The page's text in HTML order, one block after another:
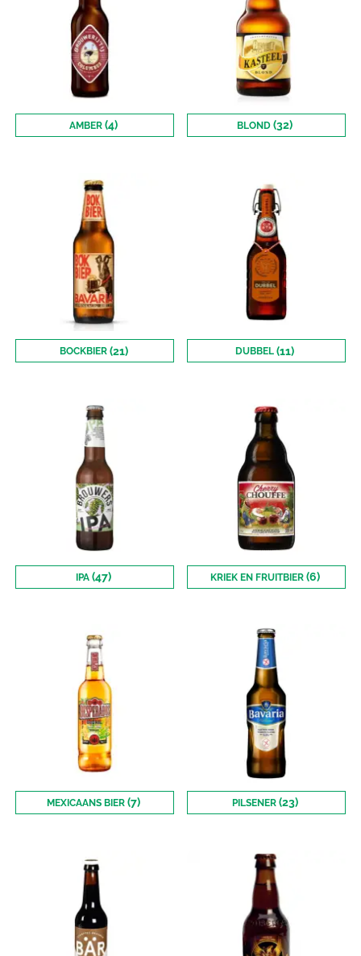
AMBER(4) BLOND(32)
BOCKBIER (21) DUBBEL(11)
IPA(47) KRIEK EN FRUITBIER (6)
MEXICAANS BIER(7) PILSENER (23)